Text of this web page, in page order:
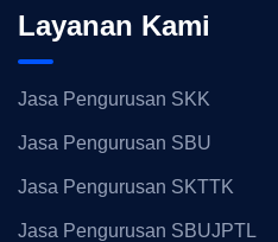
Layanan Kami
Jasa Pengurusan SKK
Jasa Pengurusan SBU
Jasa Pengurusan SKTTK
Jasa Pengurusan SBUJPTL